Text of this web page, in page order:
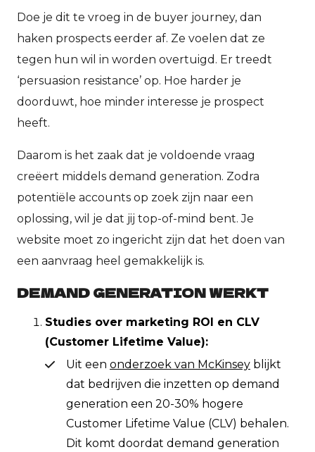
Doe je dit te vroeg in de buyer journey, dan
haken prospects eerder af. Ze voelen dat ze
tegen hun wil in worden overtuigd. Er treedt
‘persuasion resistance’ op. Hoe harder je
doorduwt, hoe minder interesse je prospect
heeft.
Daarom is het zaak dat je voldoende vraag
creëert middels demand generation. Zodra
potentiële accounts op zoek zijn naar een
oplossing, wil je dat jij top-of-mind bent. Je
website moet zo ingericht zijn dat het doen van
een aanvraag heel gemakkelijk is.
DEMAND GENERATION WERKT
Studies over marketing ROI en CLV
(Customer Lifetime Value):
Uit een onderzoek van McKinsey blijkt
dat bedrijven die inzetten op demand
generation een 20-30% hogere
Customer Lifetime Value (CLV) behalen.
Dit komt doordat demand generation